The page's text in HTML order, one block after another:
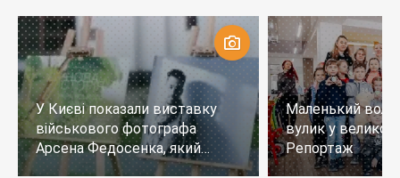
У Києві показали виставку
військового фотографа
Арсена Федосенка, який
загинув на війні
Маленький
вулик у
Репортаж